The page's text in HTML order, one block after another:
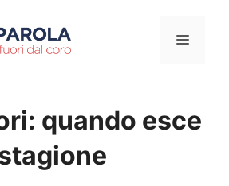
Menu
quando esce